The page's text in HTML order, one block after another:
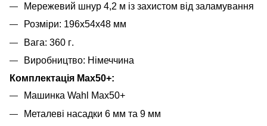
Мережевий шнур 4,2 м із захистом від заламування
Розміри: 196х54х48 мм
Вага: 360 г.
Виробництво: Німеччина
Комплектація Max50+:
Машинка Wahl Max50+
Металеві насадки 6 мм та 9 мм